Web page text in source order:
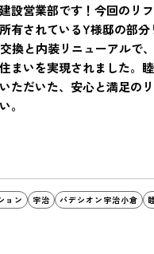
設営業部です！今回のリ
有されているY様邸の部
換と内装リニューアルで
まいを実現されました。
ただいた、安心と満足の
。
ョン 宇治 パデシオン宇治小倉